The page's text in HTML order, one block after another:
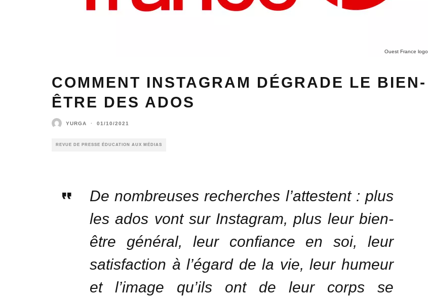
Ouest France logo
COMMENT INSTAGRAM DÉGRADE LE BIEN-
ÊTRE DES ADOS
YURGA · 01/10/2021
REVUE DE PRESSE ÉDUCATION AUX MÉDIAS
De nombreuses recherches l’attestent : plus
les ados vont sur Instagram, plus leur bien-
être général, leur confiance en soi, leur
satisfaction à l’égard de la vie, leur humeur
et l’image qu’ils ont de leur corps se